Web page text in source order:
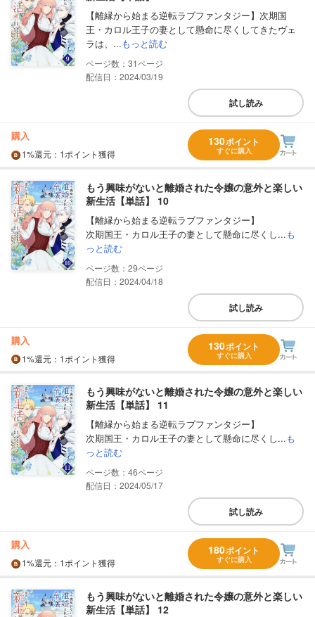
【離縁から始まる逆転ラブファンタジー】次期国
王・カロル王子の妻として懸命に尽くしてきたヴェ
ラは、...もっと読む
31
配信日：2024/03/19
試し読み
購入
1%還元 ：1ポイント獲得
130ポイント
すぐに購入
もう興味がないと離婚された令嬢の意外と楽しい
新生活【単話】 10
【離縁から始まる逆転ラブファンタジー】
次期国王・カロル王子の妻として懸命に尽くし...も
っと読む
29
配信日：2024/04/18
試し読み
購入
1%還元 ：1ポイント獲得
130ポイント
すぐに購入
もう興味がないと離婚された令嬢の意外と楽しい
新生活【単話】 11
【離縁から始まる逆転ラブファンタジー】
次期国王・カロル王子の妻として懸命に尽くし...も
っと読む
46
配信日：2024/05/17
試し読み
購入
1%還元 ：1ポイント獲得
180ポイント
すぐに購入
もう興味がないと離婚された令嬢の意外と楽しい
新生活【単話】 12